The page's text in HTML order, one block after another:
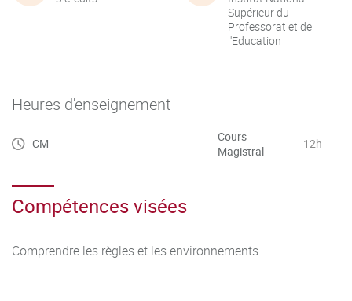
Supérieur du
Professorat et de
l'Education
Heures d'enseignement
CM
Cours
Magistral
12h
Compétences visées
Comprendre les règles et les environnements